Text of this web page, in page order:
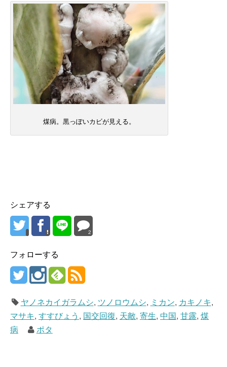
煤病。黒っぽいカビが見える。
シェアする
2
フォローする
ヤノネカイガラムシ, ツノロウムシ, ミカン, カキノキ,
マサキ, すすびょう , 国交回復, 天敵, 寄生, 中国 , 甘露, 煤
病
ポタ